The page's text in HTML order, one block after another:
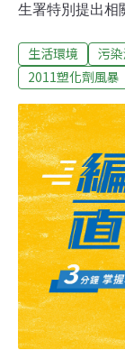
生署特別提出相
費者人心惶惶
驗出塑化劑。對
其實非常廣，一
送驗，有許多會
日常接觸的量較
成相當可觀的暴
量上限；以
上限在
日攝取總量不
調查的成功大學
地方，包括：1.
生活環境 污
2011塑化劑風暴